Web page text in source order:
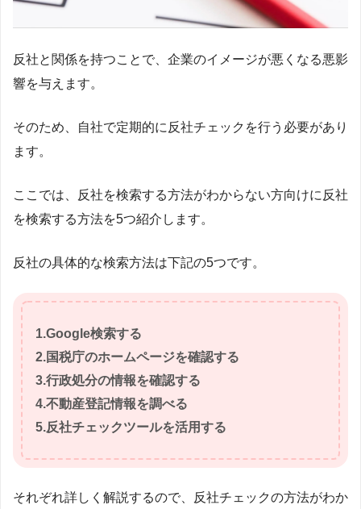
反社と関係を持つことで、企業のイメージが悪くなる悪影
響を与えます。
そのため、自社で定期的に反社チェックを行う必要があり
ます。
ここでは、反社を検索する方法がわからない方向けに反社
を検索する方法を5つ紹介します。
反社の具体的な検索方法は下記の5つです。
1.Google検索する
2.国税庁のホームページを確認する
3.行政処分の情報を確認する
4.不動産登記情報を調べる
5.反社チェックツールを活用する
それぞれ詳しく解説するので、反社チェックの方法がわか